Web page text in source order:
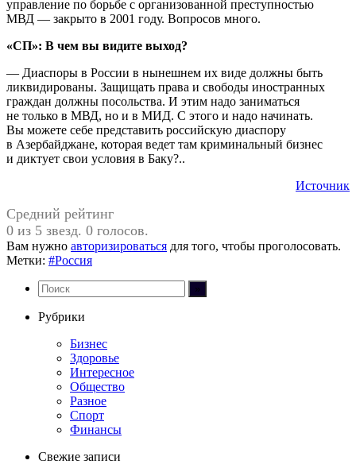
управление по борьбе с организованной преступностью
МВД — закрыто в 2001 году. Вопросов много.
«СП»: В чем вы видите выход?
— Диаспоры в России в нынешнем их виде должны быть
ликвидированы. Защищать права и свободы иностранных
граждан должны посольства. И этим надо заниматься
не только в МВД, но и в МИД. С этого и надо начинать.
Вы можете себе представить российскую диаспору
в Азербайджане, которая ведет там криминальный бизнес
и диктует свои условия в Баку?..
Источник
Средний рейтинг
0 из 5 звезд. 0 голосов.
Вам нужно авторизироваться для того, чтобы проголосовать.
Метки: #Россия
Рубрики
Бизнес
Здоровье
Интересное
Общество
Разное
Спорт
Финансы
Свежие записи